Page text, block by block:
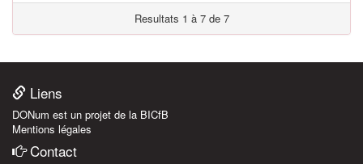
Resultats 1 à 7 de 7
Liens
DONum est un projet de la BICfB
Mentions légales
Contact